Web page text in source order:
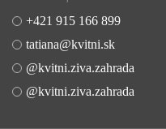
+421 915 166 899
tatiana@kvitni.sk
@kvitni.ziva.zahrada
@kvitni.ziva.zahrada